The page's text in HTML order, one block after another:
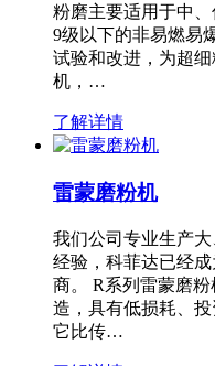
粉磨主要适用于中
9级以下的非易燃易
试验和改进，为超
机，…
了解详情
雷蒙磨粉机
我们公司专业生产
经验，科菲达已经
商。 R系列雷蒙磨
造，具有低损耗、
它比传…